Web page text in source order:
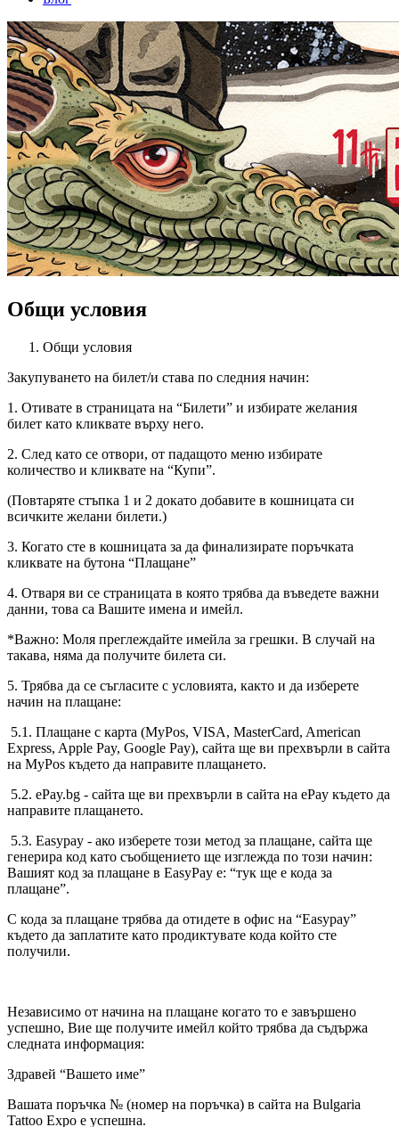
Общи условия
Общи условия
Закупуването на билет/и става по следния начин:
1. Отивате в страницата на “Билети” и избирате желания
билет като кликвате върху него.
2. След като се отвори, от падащото меню избирате
количество и кликвате на “Купи”.
(Повтаряте стъпка 1 и 2 докато добавите в кошницата си
всичките желани билети.)
3. Когато сте в кошницата за да финализирате поръчката
кликвате на бутона “Плащане”
4. Отваря ви се страницата в която трябва да въведете важни
данни, това са Вашите имена и имейл.
*Важно: Моля преглеждайте имейла за грешки. В случай на
такава, няма да получите билета си.
5. Трябва да се съгласите с условията, както и да изберете
начин на плащане:
5.1. Плащане с карта (MyPos, VISA, MasterCard, American
Express, Apple Pay, Google Pay), сайта ще ви прехвърли в сайта
на MyPos където да направите плащането.
5.2. ePay.bg - сайта ще ви прехвърли в сайта на ePay където да
направите плащането.
5.3. Easypay - ако изберете този метод за плащане, сайта ще
генерира код като съобщението ще изглежда по този начин:
Вашият код за плащане в EasyPay е: “тук ще е кода за
плащане”.
С кода за плащане трябва да отидете в офис на “Easypay”
където да заплатите като продиктувате кода който сте
получили.
Независимо от начина на плащане когато то е завършено
успешно, Вие ще получите имейл който трябва да съдържа
следната информация:
Здравей “Вашето име”
Вашата поръчка № (номер на поръчка) в сайта на Bulgaria
Tattoo Expo е успешна.